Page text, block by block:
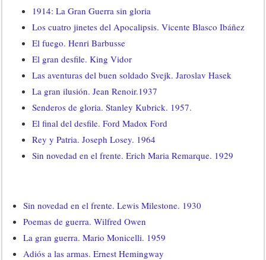
1914: La Gran Guerra sin gloria
Los cuatro jinetes del Apocalipsis. Vicente Blasco Ibáñez
El fuego. Henri Barbusse
El gran desfile. King Vidor
Las aventuras del buen soldado Svejk. Jaroslav Hasek
La gran ilusión. Jean Renoir.1937
Senderos de gloria. Stanley Kubrick. 1957.
El final del desfile. Ford Madox Ford
Rey y Patria. Joseph Losey. 1964
Sin novedad en el frente. Erich Maria Remarque. 1929
Sin novedad en el frente. Lewis Milestone. 1930
Poemas de guerra. Wilfred Owen
La gran guerra. Mario Monicelli. 1959
Adiós a las armas. Ernest Hemingway